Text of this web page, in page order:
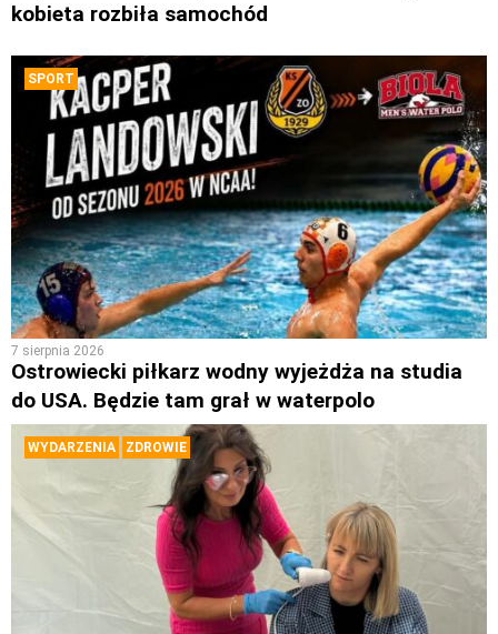
kobieta rozbiła samochód
SPORT
7 sierpnia 2026
Ostrowiecki piłkarz wodny wyjeżdża na studia
do USA. Będzie tam grał w waterpolo
WYDARZENIA ZDROWIE